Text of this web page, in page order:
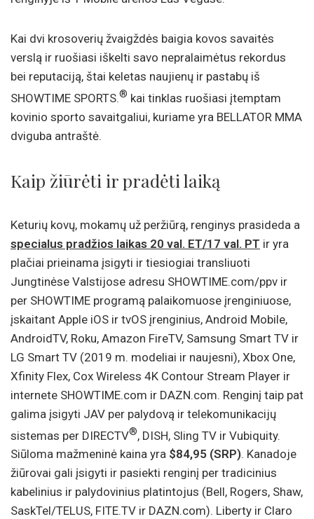
Kai dvi krosoverių žvaigždės baigia kovos savaitės
verslą ir ruošiasi iškelti savo nepralaimėtus rekordus
bei reputaciją, štai keletas naujienų ir pastabų iš
SHOWTIME SPORTS.® kai tinklas ruošiasi įtemptam
kovinio sporto savaitgaliui, kuriame yra BELLATOR MMA
dviguba antraštė.
Kaip žiūrėti ir pradėti laiką
Keturių kovų, mokamų už peržiūrą, renginys prasideda a
specialus pradžios laikas 20 val. ET/17 val. PT ir yra
plačiai prieinama įsigyti ir tiesiogiai transliuoti
Jungtinėse Valstijose adresu SHOWTIME.com/ppv ir
per SHOWTIME programą palaikomuose įrenginiuose,
įskaitant Apple iOS ir tvOS įrenginius, Android Mobile,
AndroidTV, Roku, Amazon FireTV, Samsung Smart TV ir
LG Smart TV (2019 m. modeliai ir naujesni), Xbox One,
Xfinity Flex, Cox Wireless 4K Contour Stream Player ir
internete SHOWTIME.com ir DAZN.com. Renginį taip pat
galima įsigyti JAV per palydovą ir telekomunikacijų
sistemas per DIRECTV®, DISH, Sling TV ir Vubiquity.
Siūloma mažmeninė kaina yra $84,95 (SRP). Kanadoje
žiūrovai gali įsigyti ir pasiekti renginį per tradicinius
kabelinius ir palydovinius platintojus (Bell, Rogers, Shaw,
SaskTel/TELUS, FITE.TV ir DAZN.com). Liberty ir Claro